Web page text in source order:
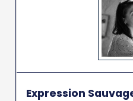
Expression